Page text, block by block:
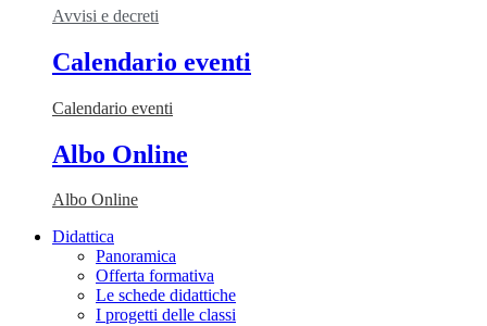
Avvisi e decreti
Calendario eventi
Calendario eventi
Albo Online
Albo Online
Didattica
Panoramica
Offerta formativa
Le schede didattiche
I progetti delle classi